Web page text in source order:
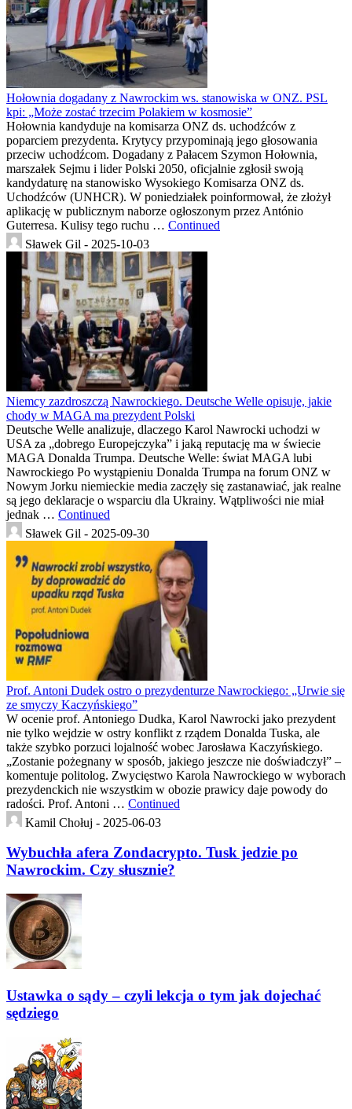
Hołownia dogadany z Nawrockim ws. stanowiska w ONZ. PSL
kpi: „Może zostać trzecim Polakiem w kosmosie”
Hołownia kandyduje na komisarza ONZ ds. uchodźców z
poparciem prezydenta. Krytycy przypominają jego głosowania
przeciw uchodźcom. Dogadany z Pałacem Szymon Hołownia,
marszałek Sejmu i lider Polski 2050, oficjalnie zgłosił swoją
kandydaturę na stanowisko Wysokiego Komisarza ONZ ds.
Uchodźców (UNHCR). W poniedziałek poinformował, że złożył
aplikację w publicznym naborze ogłoszonym przez António
Guterresa. Kulisy tego ruchu … Continued
Sławek Gil - 2025-10-03
Niemcy zazdroszczą Nawrockiego. Deutsche Welle opisuje, jakie
chody w MAGA ma prezydent Polski
Deutsche Welle analizuje, dlaczego Karol Nawrocki uchodzi w
USA za „dobrego Europejczyka” i jaką reputację ma w świecie
MAGA Donalda Trumpa. Deutsche Welle: świat MAGA lubi
Nawrockiego Po wystąpieniu Donalda Trumpa na forum ONZ w
Nowym Jorku niemieckie media zaczęły się zastanawiać, jak realne
są jego deklaracje o wsparciu dla Ukrainy. Wątpliwości nie miał
jednak … Continued
Sławek Gil - 2025-09-30
Prof. Antoni Dudek ostro o prezydenturze Nawrockiego: „Urwie się
ze smyczy Kaczyńskiego”
W ocenie prof. Antoniego Dudka, Karol Nawrocki jako prezydent
nie tylko wejdzie w ostry konflikt z rządem Donalda Tuska, ale
także szybko porzuci lojalność wobec Jarosława Kaczyńskiego.
„Zostanie pożegnany w sposób, jakiego jeszcze nie doświadczył” –
komentuje politolog. Zwycięstwo Karola Nawrockiego w wyborach
prezydenckich nie wszystkim w obozie prawicy daje powody do
radości. Prof. Antoni … Continued
Kamil Chołuj - 2025-06-03
Wybuchła afera Zondacrypto. Tusk jedzie po
Nawrockim. Czy słusznie?
Ustawka o sądy – czyli lekcja o tym jak dojechać
sędziego